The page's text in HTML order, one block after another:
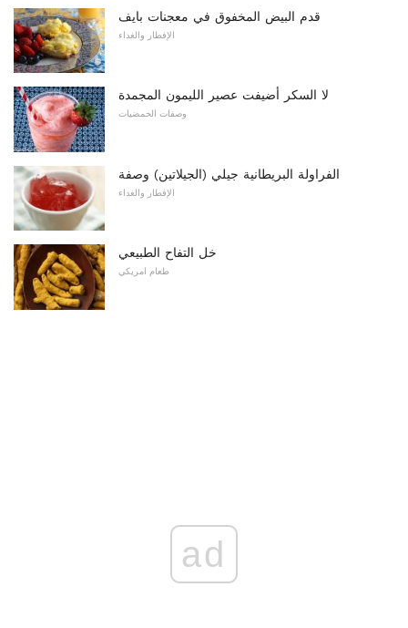
قدم البيض المخفوق في معجنات بايف
الإفطار والغداء
لا السكر أضيفت عصير الليمون المجمدة
وصفات الحمضيات
الفراولة البريطانية جيلي (الجيلاتين) وصفة
الإفطار والغداء
خل التفاح الطبيعي
طعام امريكي
ad